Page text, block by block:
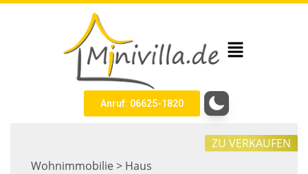
Anruf: 06625-1820
Wohnimmobilie > Haus
ZU VERKAUFEN